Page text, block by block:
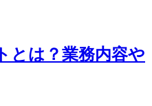
とは？業務内容や